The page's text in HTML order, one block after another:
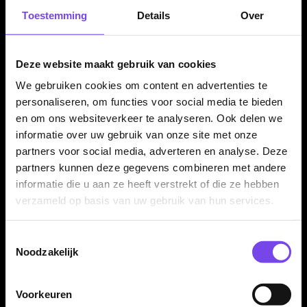
Toestemming Details Over
Deze website maakt gebruik van cookies
We gebruiken cookies om content en advertenties te
personaliseren, om functies voor social media te bieden
en om ons websiteverkeer te analyseren. Ook delen we
informatie over uw gebruik van onze site met onze
partners voor social media, adverteren en analyse. Deze
partners kunnen deze gegevens combineren met andere
informatie die u aan ze heeft verstrekt of die ze hebben
verzameld op basis van uw gebruik van hun services.
Noodzakelijk
Voorkeuren
en constante prestaties bij iedere worp.
De BULL'S Kendji Steinbach Challenger 90% dartpijlen zijn
geschikt voor darters die veel grip, een stabiele ligging en een
duidelijk wedstrijdgevoel zoeken. Dit maakt de set interessant
voor ambitieuze recreatieve spelers en competitiedarters.
Verkrijgbaar in 23 gram
verkrijgbaar in 23 gram. Dit populaire steeltip gewicht past
goed bij spelers die controle, grip en een stabiele rechte barrel